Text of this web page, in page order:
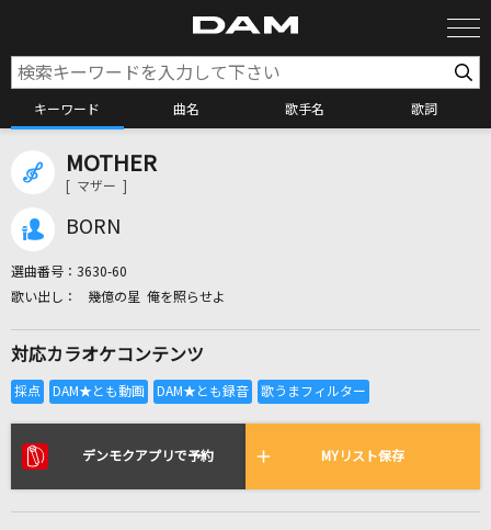
キーワード 曲名 歌手名 歌詞
全国りれき
リアルタイムで歌われている曲の一覧
MOTHER
[ マザー ]
BORN
選曲番号： 3630-60
幾億の星 俺を照らせよ
対応カラオケコンテンツ
デンモクアプリで予約 MYリスト保存